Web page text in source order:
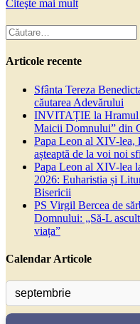
Citeşte mai mult
Caută
după:
Articole recente
Sfânta Tereza
căutarea Adevărului
INVITAȚIE la Hramul
Maicii Domnului” din
Papa Leon al XIV-lea,
așteaptă de la voi noi
Papa Leon al XIV-lea
2026: Euharistia și
Bisericii
PS Virgil Bercea de
Domnului: „Să-L
viața”
Calendar Articole